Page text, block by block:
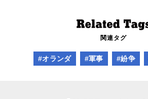
関連タグ
#オランダ #軍事 #紛争